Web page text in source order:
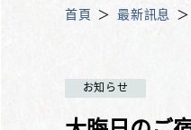
首頁 最新訊息
お知らせ